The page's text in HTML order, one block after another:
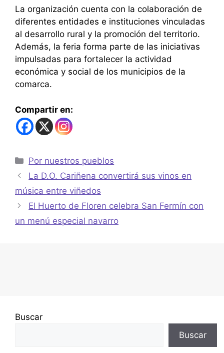
La organización cuenta con la colaboración de
diferentes entidades e instituciones vinculadas
al desarrollo rural y la promoción del territorio.
Además, la feria forma parte de las iniciativas
impulsadas para fortalecer la actividad
económica y social de los municipios de la
comarca.
Compartir en:
Por nuestros pueblos
La D.O. Cariñena convertirá sus vinos en
música entre viñedos
El Huerto de Floren celebra San Fermín con
un menú especial navarro
Buscar
Buscar